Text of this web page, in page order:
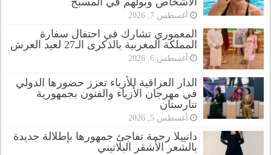
أغسطس 7, 2026
المعموري تشارك في احتفال سفارة
المملكة المغربية بالذكرى الـ27 لعيد العرش
أغسطس 6, 2026
الدار العراقية للأزياء تعزز حضورها الدولي
في مهرجان الأزياء والفنون بجمهورية
تتارستان
أغسطس 5, 2026
دانييلا رحمة تفاجئ جمهورها بإطلالة جديدة
بالشعر الأشقر البلاتيني